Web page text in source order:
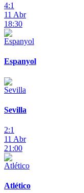
4:1
11 Abr
18:30
Espanyol
Sevilla
2:1
11 Abr
21:00
Atlético